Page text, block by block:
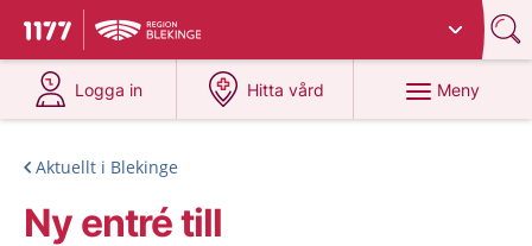
Till startsidan för 1177
Du har valt region
Logga in
på 1177.se
Hitta vård
på 1177.se
Meny
Aktuellt i Blekinge
Ny entré till